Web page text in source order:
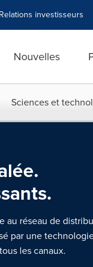
Relations investisseurs
Nouvelles
Sciences et
au réseau de
par une
les canaux.